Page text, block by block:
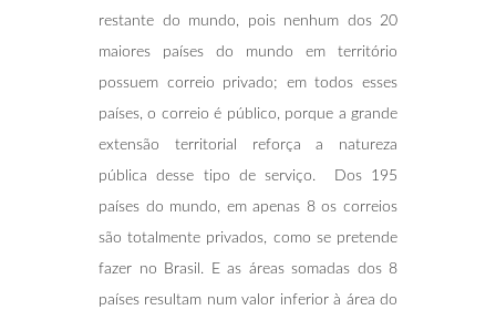
restante do mundo, pois nenhum dos 20
maiores países do mundo em território
possuem correio privado; em todos esses
países, o correio é público, porque a grande
extensão territorial reforça a natureza
pública desse tipo de serviço. Dos 195
países do mundo, em apenas 8 os correios
são totalmente privados, como se pretende
fazer no Brasil. E as áreas somadas dos 8
países resultam num valor inferior à área do